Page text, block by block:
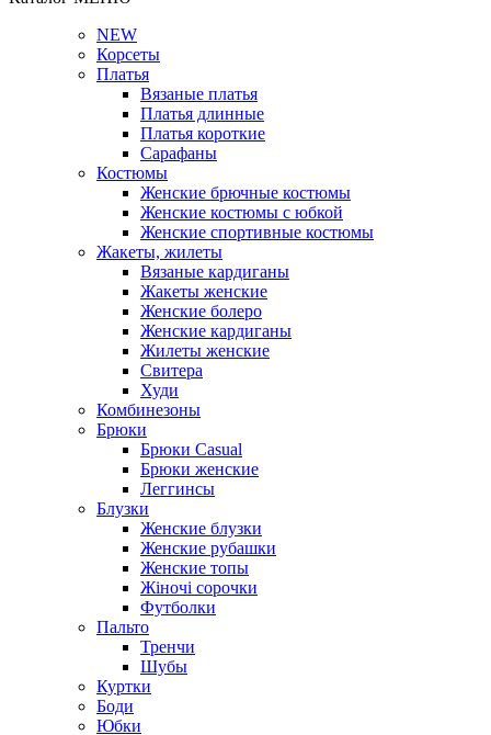
NEW
Корсеты
Платья
Вязаные платья
Платья длинные
Платья короткие
Сарафаны
Костюмы
Женские брючные костюмы
Женские костюмы с юбкой
Женские спортивные костюмы
Жакеты, жилеты
Вязаные кардиганы
Жакеты женские
Женские болеро
Женские кардиганы
Жилеты женские
Свитера
Худи
Комбинезоны
Брюки
Брюки Casual
Брюки женские
Леггинсы
Блузки
Женские блузки
Женские рубашки
Женские топы
Жіночі сорочки
Футболки
Пальто
Тренчи
Шубы
Куртки
Боди
Юбки